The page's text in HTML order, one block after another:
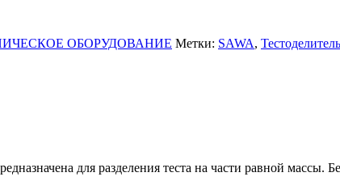
ОБОРУДОВАНИЕ Метки: SAWA,
для разделения теста на части равной массы.